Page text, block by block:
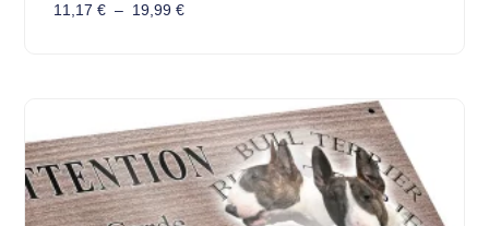
11,17 € – 19,99 €